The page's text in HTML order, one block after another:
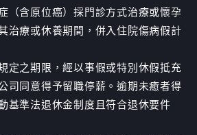
（含原位癌）採門診方式治療或懷孕
治療或休養期間，併入住院傷病假計
定之期限，經以事假或特別休假抵充
司同意得予留職停薪。逾期未癒者得
基準法退休金制度且符合退休要件